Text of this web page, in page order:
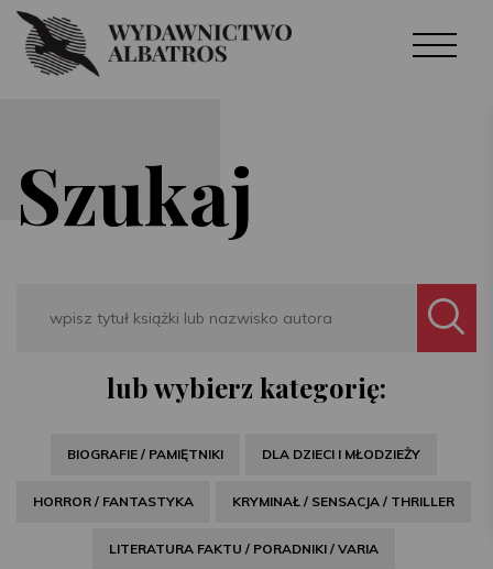
Szukaj
lub wybierz kategorię:
BIOGRAFIE / PAMIĘTNIKI DLA DZIECI I MŁODZIEŻY
HORROR / FANTASTYKA KRYMINAŁ / SENSACJA / THRILLER
LITERATURA FAKTU / PORADNIKI / VARIA